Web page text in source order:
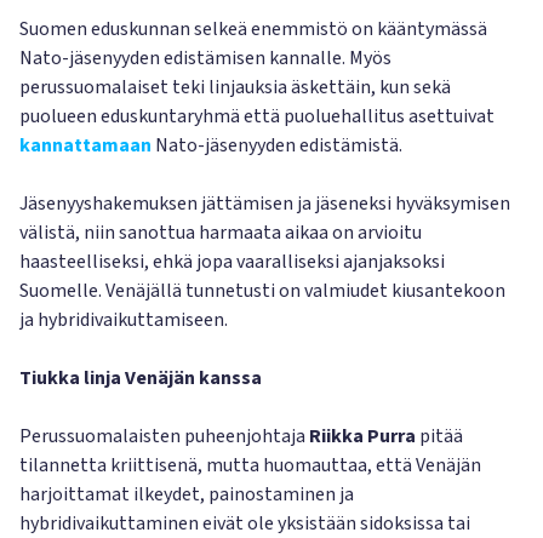
Suomen eduskunnan selkeä enemmistö on kääntymässä
Nato-jäsenyyden edistämisen kannalle. Myös
perussuomalaiset teki linjauksia äskettäin, kun sekä
puolueen eduskuntaryhmä että puoluehallitus asettuivat
kannattamaan Nato-jäsenyyden edistämistä.
Jäsenyyshakemuksen jättämisen ja jäseneksi hyväksymisen
välistä, niin sanottua harmaata aikaa on arvioitu
haasteelliseksi, ehkä jopa vaaralliseksi ajanjaksoksi
Suomelle. Venäjällä tunnetusti on valmiudet kiusantekoon
ja hybridivaikuttamiseen.
Tiukka linja Venäjän kanssa
Perussuomalaisten puheenjohtaja Riikka Purra pitää
tilannetta kriittisenä, mutta huomauttaa, että Venäjän
harjoittamat ilkeydet, painostaminen ja
hybridivaikuttaminen eivät ole yksistään sidoksissa tai